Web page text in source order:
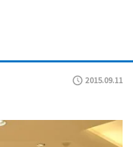
2015.09.11